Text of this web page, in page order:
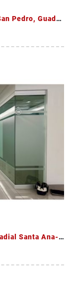
Alquiler oficinas, céntrico, moderno, San Pedro, Guadalupe, Sabanilla
Alquiler 4 Oficinas en Plaza Murano, Radial Santa Ana-Belén